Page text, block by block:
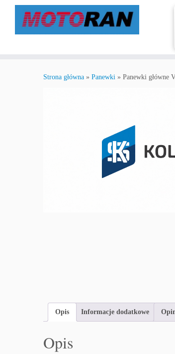
Strona główna » Panewki » Panewki główne
Opis Informacje dodatkowe
Opis